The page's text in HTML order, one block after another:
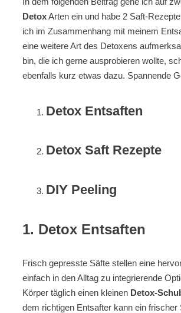
DetoxArten ein und habe 2 Saft-
ich im Zusammenhang mit meinem
eine weitere Art des Detoxens
bin, die ich gerne ausprobieren wollte,
ebenfalls kurz etwas dazu. Spannende
Detox Entsaften
Detox Saft Rezepte
DIY Peeling
1. Detox Entsaften
Frisch gepresste Säfte stellen eine
einfach in den Alltag zu integrierende
Körper täglich einen kleinen Detox-
dem richtigen Entsafter kann ein frischer